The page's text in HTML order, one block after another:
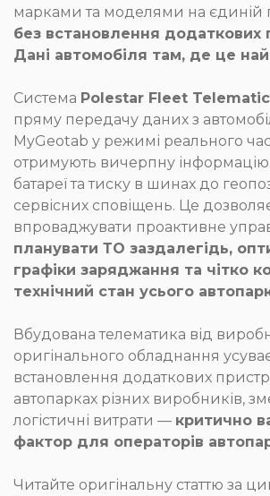
марками та моделями на єдиній
без встановлення додаткових
Дані автомобіля там, де це
Система Polestar Fleet
пряму передачу даних з
MyGeotab у режимі реального
отримують вичерпну інформацію
батареї та тиску в шинах до
сервісних сповіщень. Це
впроваджувати проактивне
планувати ТО заздалегідь,
графіки заряджання та чітко
технічний стан усього
Вбудована телематика від
оригінального обладнання
встановлення додаткових
автопарках різних виробників,
логістичні витрати — критично
фактор для операторів
Читайте оригінальну статтю за